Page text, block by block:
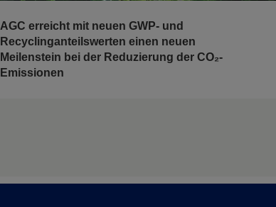
AGC erreicht mit neuen GWP- und
Recyclinganteilswerten einen neuen
Meilenstein bei der Reduzierung der CO₂-
Emissionen